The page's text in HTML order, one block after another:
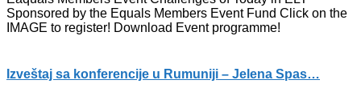
Sponsored by the Equals Members Event Fund Click on the
IMAGE to register! Download Event programme!
Izveštaj sa konferencije u Rumuniji – Jelena Spas…